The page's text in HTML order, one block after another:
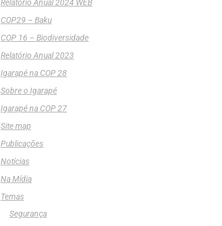
Relatório Anual 2024 WEB
COP29 – Baku
COP 16 – Biodiversidade
Relatório Anual 2023
Igarapé na COP 28
Sobre o Igarapé
Igarapé na COP 27
Site map
Publicações
Notícias
Na Mídia
Temas
Segurança